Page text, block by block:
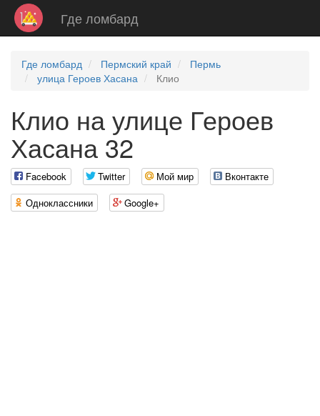
Где ломбард
Где ломбард Пермский край
Пермь
улица Героев Хасана
Клио
Клио на улице Героев
Хасана 32
Facebook Twitter Мой мир
Вконтакте
Одноклассники
Google+